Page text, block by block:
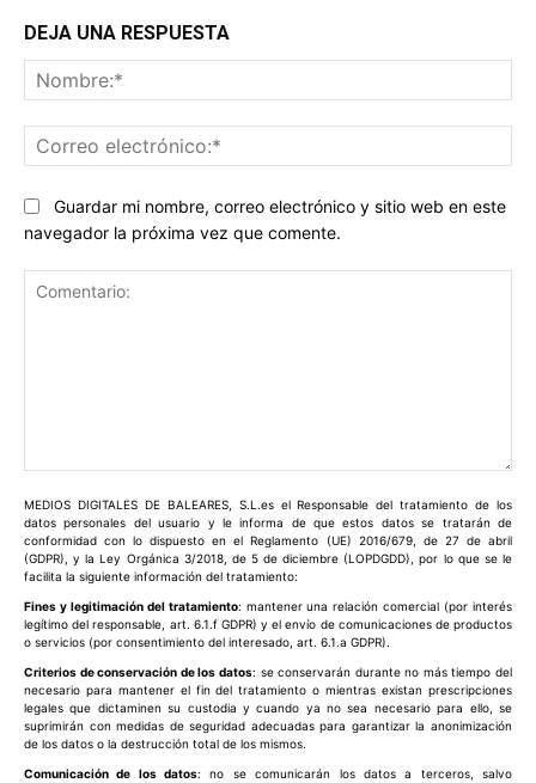
DEJA UNA RESPUESTA
Guardar mi nombre, correo electrónico y sitio web en este
navegador la próxima vez que comente.
MEDIOS DIGITALES DE BALEARES, S.L.es el Responsable del tratamiento de los
datos personales del usuario y le informa de que estos datos se tratarán de
conformidad con lo dispuesto en el Reglamento (UE) 2016/679, de 27 de abril
(GDPR), y la Ley Orgánica 3/2018, de 5 de diciembre (LOPDGDD), por lo que se le
facilita la siguiente información del tratamiento:
Fines y legitimación del tratamiento: mantener una relación comercial (por interés
legítimo del responsable, art. 6.1.f GDPR) y el envío de comunicaciones de productos
o servicios (por consentimiento del interesado, art. 6.1.a GDPR).
Criterios de conservación de los datos: se conservarán durante no más tiempo del
necesario para mantener el fin del tratamiento o mientras existan prescripciones
legales que dictaminen su custodia y cuando ya no sea necesario para ello, se
suprimirán con medidas de seguridad adecuadas para garantizar la anonimización
de los datos o la destrucción total de los mismos.
Comunicación de los datos: no se comunicarán los datos a terceros, salvo